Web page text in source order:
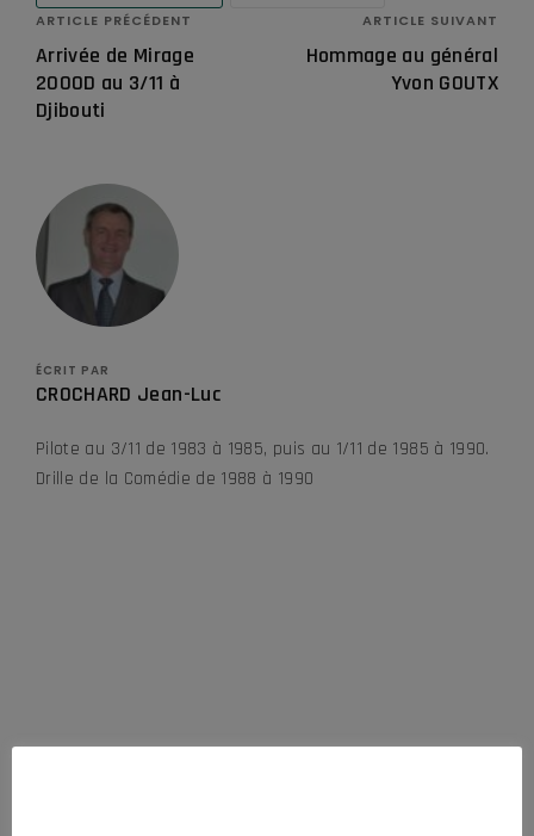
ARTICLE PRÉCÉDENT
Arrivée de Mirage
2000D au 3/11 à
Djibouti
ARTICLE SUIVANT
Hommage au général
Yvon GOUTX
ÉCRIT PAR
CROCHARD Jean-Luc
Pilote au 3/11 de 1983 à 1985, puis au 1/11 de 1985 à 1990.
Drille de la Comédie de 1988 à 1990